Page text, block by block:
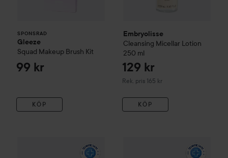
SPONSRAD
Gleeze
Squad Makeup Brush Kit
99 kr
KÖP
Embryolisse
Cleansing Micellar Lotion
250 ml
129 kr
Rek. pris 165 kr
Rekommenderat pris 165 kr
KÖP
Milky Make Up Remover Emulsion 200 ml
Rosaliac